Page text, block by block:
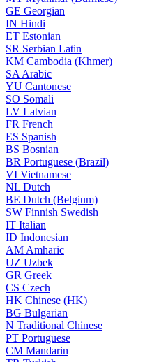
GE Georgian
IN Hindi
ET Estonian
SR Serbian Latin
KM Cambodia (Khmer)
SA Arabic
YU Cantonese
SO Somali
LV Latvian
FR French
ES Spanish
BS Bosnian
BR Portuguese (Brazil)
VI Vietnamese
NL Dutch
BE Dutch (Belgium)
SW Finnish Swedish
IT Italian
ID Indonesian
AM Amharic
UZ Uzbek
GR Greek
CS Czech
HK Chinese (HK)
BG Bulgarian
N Traditional Chinese
PT Portuguese
CM Mandarin